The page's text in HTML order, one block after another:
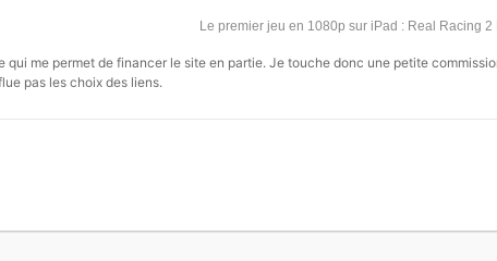
Le premier jeu en 1080p sur iPad : Real Racing 2
me permet de financer le site en partie. Je touche donc une petite
pas les choix des liens.